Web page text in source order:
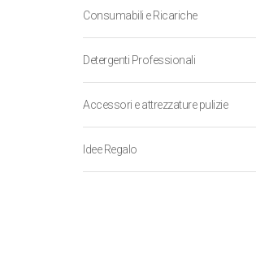
Consumabili e Ricariche
Detergenti Professionali
Accessori e attrezzature pulizie
Idee Regalo